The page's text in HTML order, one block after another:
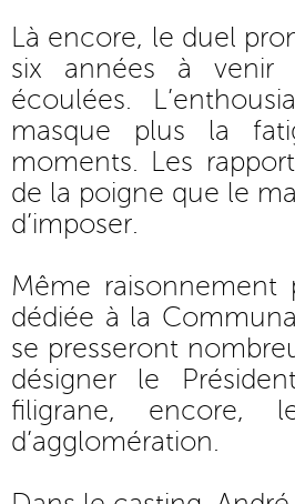
Là encore, le duel
six années à venir
écoulées.
masque plus la
moments. Les
de la poigne que le
d’imposer.
Même
dédiée à la
se presseront
désigner le
filigrane, encore,
d’agglomération.